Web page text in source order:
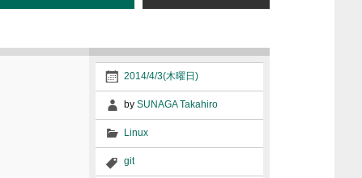
2014/4/3(木曜日)
bySUNAGA Takahiro
Linux
git